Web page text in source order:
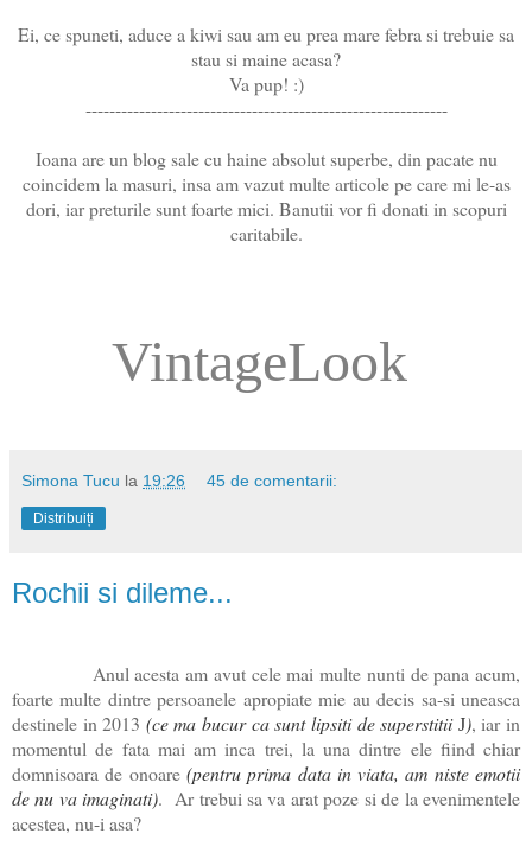
Ei, ce spuneti, aduce a kiwi sau am eu prea mare febra si trebuie sa
stau si maine acasa?
Va pup! :)
-------------------------------------------------------------
Ioana are un blog sale cu haine absolut superbe, din pacate nu
coincidem la masuri, insa am vazut multe articole pe care mi le-as
dori, iar preturile sunt foarte mici. Banutii vor fi donati in scopuri
caritabile.
VintageLook
Simona Tucu la 19:26 45 de comentarii:
Distribuiți
Rochii si dileme...
Anul acesta am avut cele mai multe nunti de pana acum,
foarte multe dintre persoanele apropiate mie au decis sa-si uneasca
destinele in 2013 (ce ma bucur ca sunt lipsiti de superstitii J), iar in
momentul de fata mai am inca trei, la una dintre ele fiind chiar
domnisoara de onoare (pentru prima data in viata, am niste emotii
de nu va imaginati). Ar trebui sa va arat poze si de la evenimentele
acestea, nu-i asa?